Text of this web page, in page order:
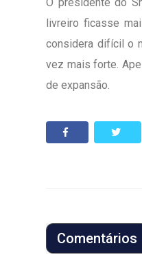
livreiro ficasse
considera difícil o
vez mais forte.
de expansão.
Comentários